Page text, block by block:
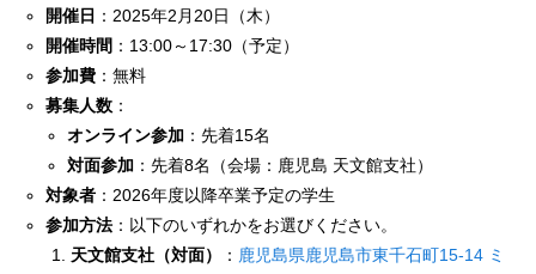
開催日 ：2025年2月20日（木）
開催時間 ：13:00～17:30（予定）
参加費 ：無料
募集人数 ：
オンライン参加 ：先着15名
対面参加 ：先着8名（会場：鹿児島 天文館支社）
対象者 ：2026年度以降卒業予定の学生
参加方法 ：以下のいずれかをお選びください。
天文館支社（対面）
： 鹿児島県鹿児島市東千石町15-14 ミ